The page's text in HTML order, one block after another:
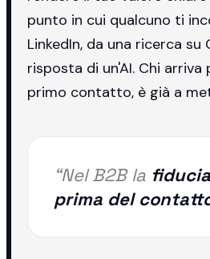
punto in cui qualcuno ti
LinkedIn, da una ricerca su
risposta di un'AI. Chi
primo contatto, è già a
“Nel B2B la
prima del